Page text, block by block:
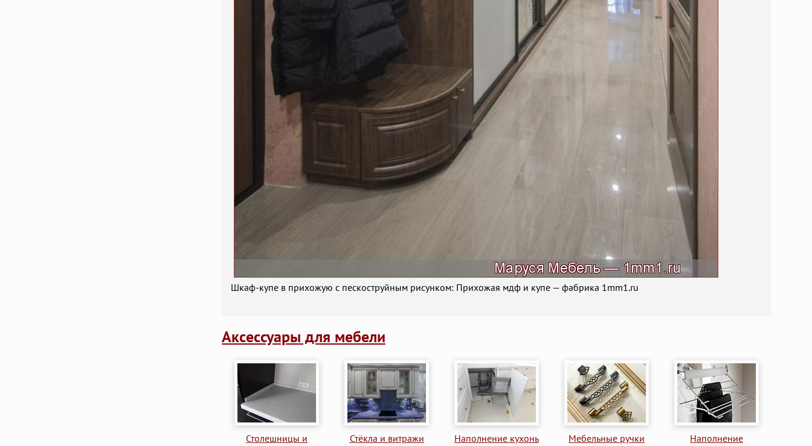
Шкаф-купе в прихожую с пескоструйным рисунком: Прихожая мдф и купе — фабрика 1mm1.ru
Аксессуары для мебели
Столешницы и
Стёкла и витражи Наполнение кухонь Мебельные ручки
Наполнение